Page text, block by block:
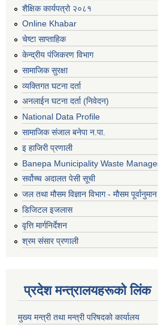
शैक्षिक कार्यपत्रो २०८१
Online Khabar
चेष्टा साप्ताहिक
केन्द्रीय पंजिकरण विभाग
सामाजिक सुरक्षा
व्यक्तिगत घटना दर्ता
अनलाईन घटना दर्ता (निवेदन)
National Data Profile
सामाजिक संजाल बनेपा न.पा.
इ हाजिरी प्रणाली
Banepa Municipality Waste
सर्वोच्च अदालत पेसी सूची
जल तथा मौसम विज्ञान विभाग - मौसम
डिजिटल इजलास
वृत्ति मार्गनिर्देशन
श्रम संसार प्रणाली
प्रदेश मन्त्रालयहरूको लिंक
मुख्य मन्त्री तथा मन्त्री परिषदको कार्यालय